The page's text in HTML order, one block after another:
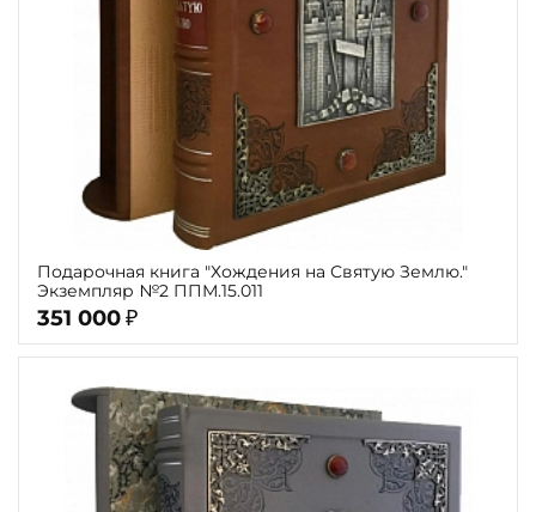
Подарочная книга "Хождения на Святую Землю."
Экземпляр №2 ППМ.15.011
351 000 ₽